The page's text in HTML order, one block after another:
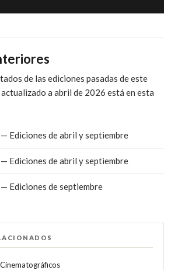
de las ediciones pasadas de este
a abril de 2026 está en esta
— Ediciones de abril y septiembre
— Ediciones de abril y septiembre
— Ediciones de septiembre